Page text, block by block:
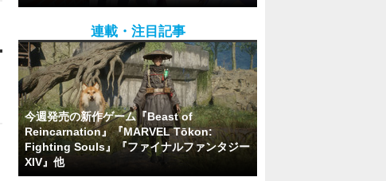
連載・注目記事
今週発売の新作ゲーム『Beast of
Reincarnation』『MARVEL Tōkon:
Fighting Souls』『ファイナルファンタジー
XIV』他